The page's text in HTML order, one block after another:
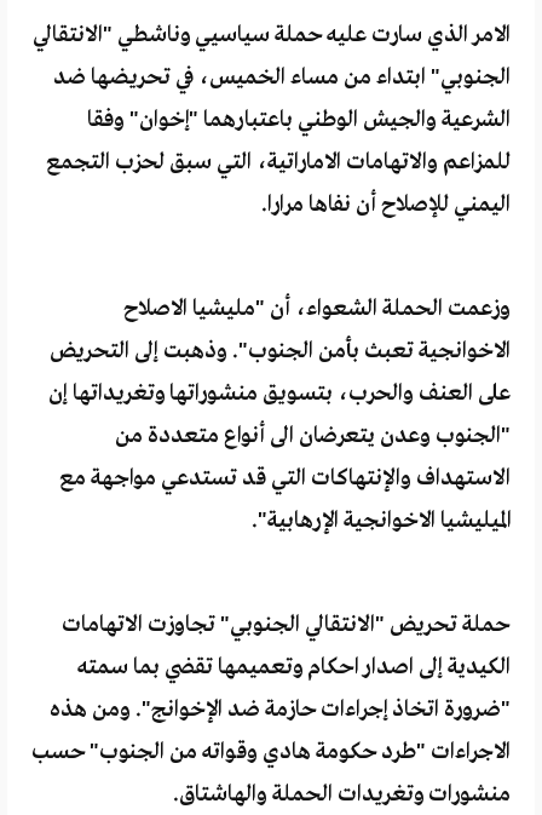
الامر الذي سارت عليه حملة سياسيي وناشطي "الانتقالي
الجنوبي" ابتداء من مساء الخميس، في تحريضها ضد
الشرعية والجيش الوطني باعتبارهما "إخوان" وفقا
للمزاعم والاتهامات الاماراتية، التي سبق لحزب التجمع
اليمني للإصلاح أن نفاها مرارا.
وزعمت الحملة الشعواء، أن "مليشيا الاصلاح
الاخوانجية تعبث بأمن الجنوب". وذهبت إلى التحريض
على العنف والحرب، بتسويق منشوراتها وتغريداتها إن
"الجنوب وعدن يتعرضان الى أنواع متعددة من
الاستهداف والإنتهاكات التي قد تستدعي مواجهة مع
الميليشيا الاخوانجية الإرهابية".
حملة تحريض "الانتقالي الجنوبي" تجاوزت الاتهامات
الكيدية إلى اصدار احكام وتعميمها تقضي بما سمته
"ضرورة اتخاذ إجراءات حازمة ضد الإخوانج". ومن هذه
الاجراءات "طرد حكومة هادي وقواته من الجنوب" حسب
منشورات وتغريدات الحملة والهاشتاق.